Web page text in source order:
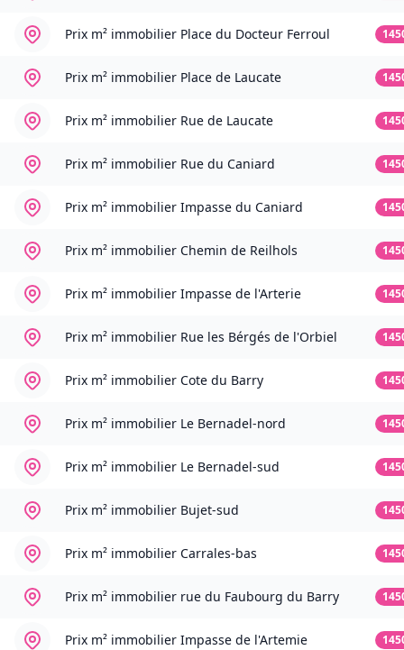
Prix m² immobilier Place du Docteur Ferroul
Prix m² immobilier Place de Laucate
Prix m² immobilier Rue de Laucate
Prix m² immobilier Rue du Caniard
Prix m² immobilier Impasse du Caniard
Prix m² immobilier Chemin de Reilhols
Prix m² immobilier Impasse de l'Arterie
Prix m² immobilier Rue les Bérgés de l'Orbiel
Prix m² immobilier Cote du Barry
Prix m² immobilier Le Bernadel-nord
Prix m² immobilier Le Bernadel-sud
Prix m² immobilier Bujet-sud
Prix m² immobilier Carrales-bas
Prix m² immobilier rue du Faubourg du Barry
Prix m² immobilier Impasse de l'Artemie